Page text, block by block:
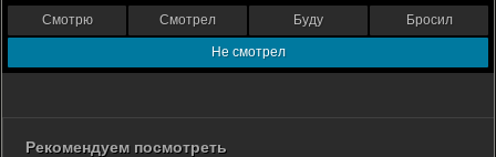
Смотрю Смотрел Буду Бросил
Не смотрел
Рекомендуем посмотреть